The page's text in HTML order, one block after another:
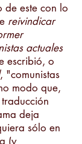
de este con lo
reivindicar
actuales
escribió, o
, "comunistas
modo que,
deja
sólo en
(y